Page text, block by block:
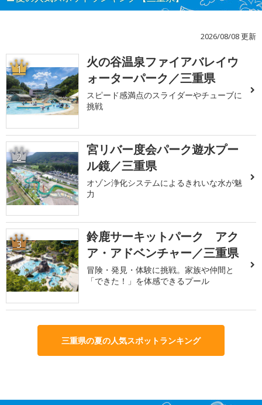
2026/08/08 更新
1
火の谷温泉ファイアバレイウ
ォーターパーク／三重県
スピード感満点のスライダーやチューブに
挑戦
2
宮リバー度会パーク遊水プー
ル鏡／三重県
オゾン浄化システムによるきれいな水が魅
力
3
鈴鹿サーキットパーク アク
ア・アドベンチャー／三重県
冒険・発見・体験に挑戦。家族や仲間と
「できた！」を体感できるプール
三重県の夏の人気スポットランキング